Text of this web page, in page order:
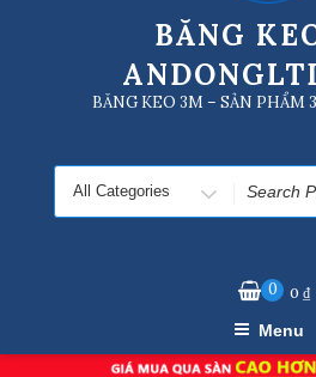
BĂNG
BĂNG KEO 3M – SẢN PHẨM
Search
for
0 0₫
Menu